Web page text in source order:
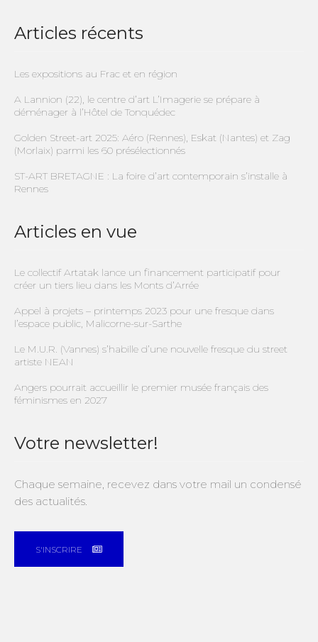
Articles récents
Les expositions au Frac et en région
A Lannion (22), le centre d’art L’Imagerie se prépare à
déménager à l’Hôtel de Tonquédec
Golden Street-art 2025: Aéro (Rennes), Eskat (Nantes) et Zag
(Morlaix) parmi les 60 présélectionnés
ST-ART BRETAGNE : La foire d’art contemporain s’installe à
Rennes
Articles en vue
Le collectif Artatak lance un financement participatif pour
créer un tiers lieu dans les Monts d’Arrée
Appel à projets – printemps 2023 pour une fresque dans
l’espace public, Malicorne-sur-Sarthe
Le M.U.R. (Vannes) s’habille d’une nouvelle fresque du street
artiste NEAN
Angers pourrait accueillir le premier musée français des
féminismes en 2027
Votre newsletter!
Chaque semaine, recevez dans votre mail un condensé
des actualités.
S'INSCRIRE